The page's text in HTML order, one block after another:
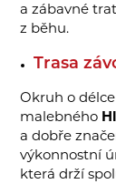
a zábavné
z běhu.
Trasa
Okruh o
malebného
a dobře
výkonnostní
která drží